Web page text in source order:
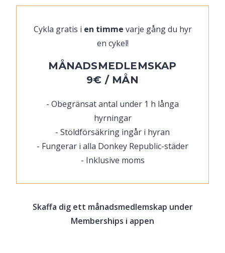
Cykla gratis i en timme varje gång du hyr
en cykel!
MÅNADSMEDLEMSKAP
9€ / MÅN
Obegränsat antal under 1 h långa
hyrningar
Stöldförsäkring ingår i hyran
Fungerar i alla Donkey Republic-städer
Inklusive moms
Skaffa dig ett månadsmedlemskap under
Memberships i appen